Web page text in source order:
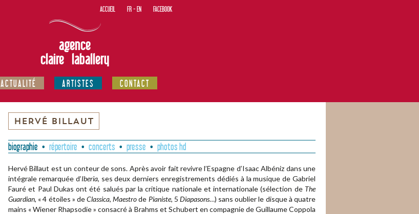
ACCUEIL FR-EN FACEBOOK
agence
claire laballery
ACTUALITÉ ARTISTES CONTACT
HERVÉ BILLAUT
biographie répertoire concerts presse photos hd
Hervé Billaut est un conteur de sons. Après avoir fait revivre l’Espagne d’Isaac Albéniz dans une
intégrale remarquée d’Iberia, ses deux derniers enregistrements dédiés à la musique de Gabriel
Fauré et Paul Dukas ont été salués par la critique nationale et internationale (sélection de The
Guardian, « 4 étoiles » deClassica,Maestrode Pianiste, 5 Diapasons…) sans oublier le disque à quatre
mains « Wiener Rhapsodie » consacré à Brahms et Schubert en compagnie de Guillaume Coppola